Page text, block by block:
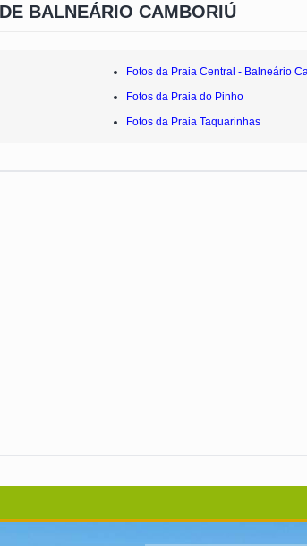
BALNEÁRIO CAMBORIÚ
Fotos da Praia Central - Balneário
Fotos da Praia do Pinho
Fotos da Praia Taquarinhas